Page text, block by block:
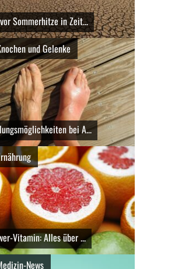
Sommerhitze in Zeit...
und Gelenke
bei A...
Vitamin: Alles über ...
News